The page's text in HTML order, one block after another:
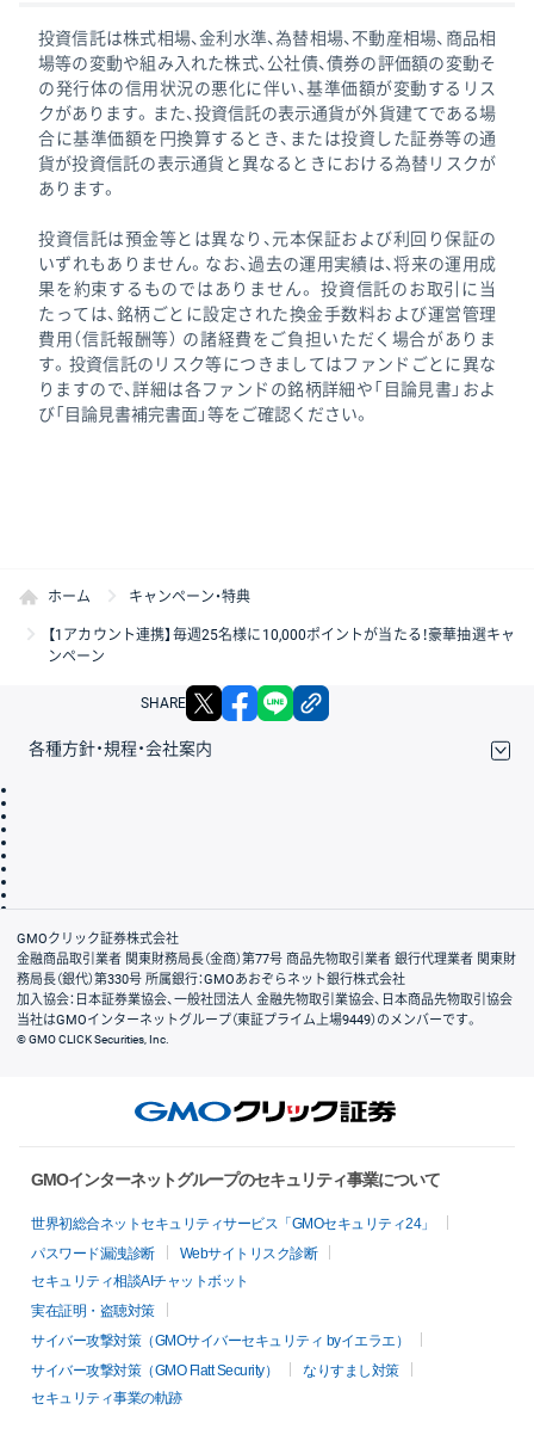
投資信託は株式相場、金利水準、為替相場、不動産相場、商品相
場等の変動や組み入れた株式、公社債、債券の評価額の変動そ
の発行体の信用状況の悪化に伴い、基準価額が変動するリス
クがあります。また、投資信託の表示通貨が外貨建てである場
合に基準価額を円換算するとき、または投資した証券等の通
貨が投資信託の表示通貨と異なるときにおける為替リスクが
あります。
投資信託は預金等とは異なり、元本保証および利回り保証の
いずれもありません。なお、過去の運用実績は、将来の運用成
果を約束するものではありません。 投資信託のお取引に当
たっては、銘柄ごとに設定された換金手数料および運営管理
費用（信託報酬等） の諸経費をご負担いただく場合がありま
す。投資信託のリスク等につきましてはファンドごとに異な
りますので、詳細は各ファンドの銘柄詳細や「目論見書」およ
び「目論見書補完書面」等をご確認ください。
ホーム キャンペーン・特典
【1アカウント連携】毎週25名様に10,000ポイントが当たる！豪華抽選キャ
ンペーン
SHARE X facebook
各種方針・規程・会社案内
会社案内
GMOクリック証券株式会社
金融商品取引業者 関東財務局長（金商）第77号 商品先物取引業者 銀行代理業者 関東財
務局長（銀代）第330号 所属銀行：GMOあおぞらネット銀行株式会社
加入協会：日本証券業協会、一般社団法人 金融先物取引業協会、日本商品先物取引協会
当社はGMOインターネットグループ（東証プライム上場9449）のメンバーです。
© GMO CLICK Securities, Inc.
GMOインターネットグループのセキュリティ事業について
世界初総合ネットセキュリティサービス「GMOセキュリティ24」
パスワード漏洩診断
Webサイトリスク診断
セキュリティ相談AIチャットボット
実在証明・盗聴対策
サイバー攻撃対策（GMOサイバーセキュリティ byイエラエ）
サイバー攻撃対策（GMO Flatt Security）
なりすまし対策
セキュリティ事業の軌跡